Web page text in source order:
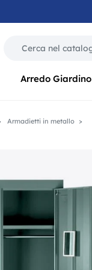
Arredo Giardino
Armadietti in metallo